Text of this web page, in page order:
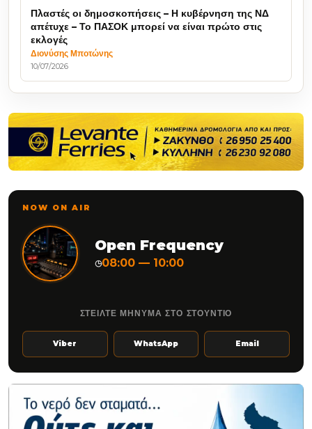
Πλαστές οι δημοσκοπήσεις – Η κυβέρνηση της ΝΔ
απέτυχε – Το ΠΑΣΟΚ μπορεί να είναι πρώτο στις
εκλογές
Διονύσης Μποτώνης
10/07/2026
NOW ON AIR
Open Frequency
◷08:00 — 10:00
ΣΤΕΙΛΤΕ ΜΗΝΥΜΑ ΣΤΟ ΣΤΟΥΝΤΙΟ
Viber WhatsApp Email